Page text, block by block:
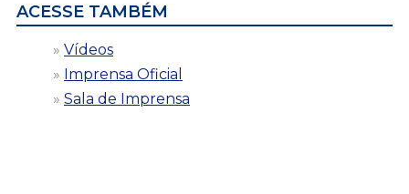
ACESSE TAMBÉM
Vídeos
Imprensa Oficial
Sala de Imprensa